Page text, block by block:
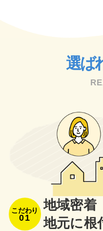
選ば
こだわり
01
地域密着
地元に根